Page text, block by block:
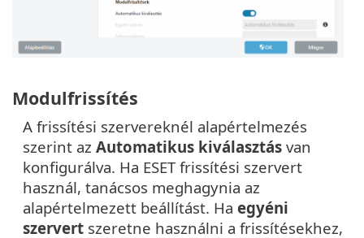
Modulfrissítés
A frissítési szervereknél alapértelmezés
szerint az Automatikus kiválasztás van
konfigurálva. Ha ESET frissítési szervert
használ, tanácsos meghagynia az
alapértelmezett beállítást. Ha egyéni
szervert szeretne használni a frissítésekhez,